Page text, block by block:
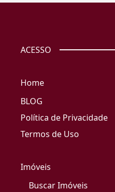
ACESSO
Home
BLOG
Política de Privacidade
Termos de Uso
Imóveis
Buscar Imóveis